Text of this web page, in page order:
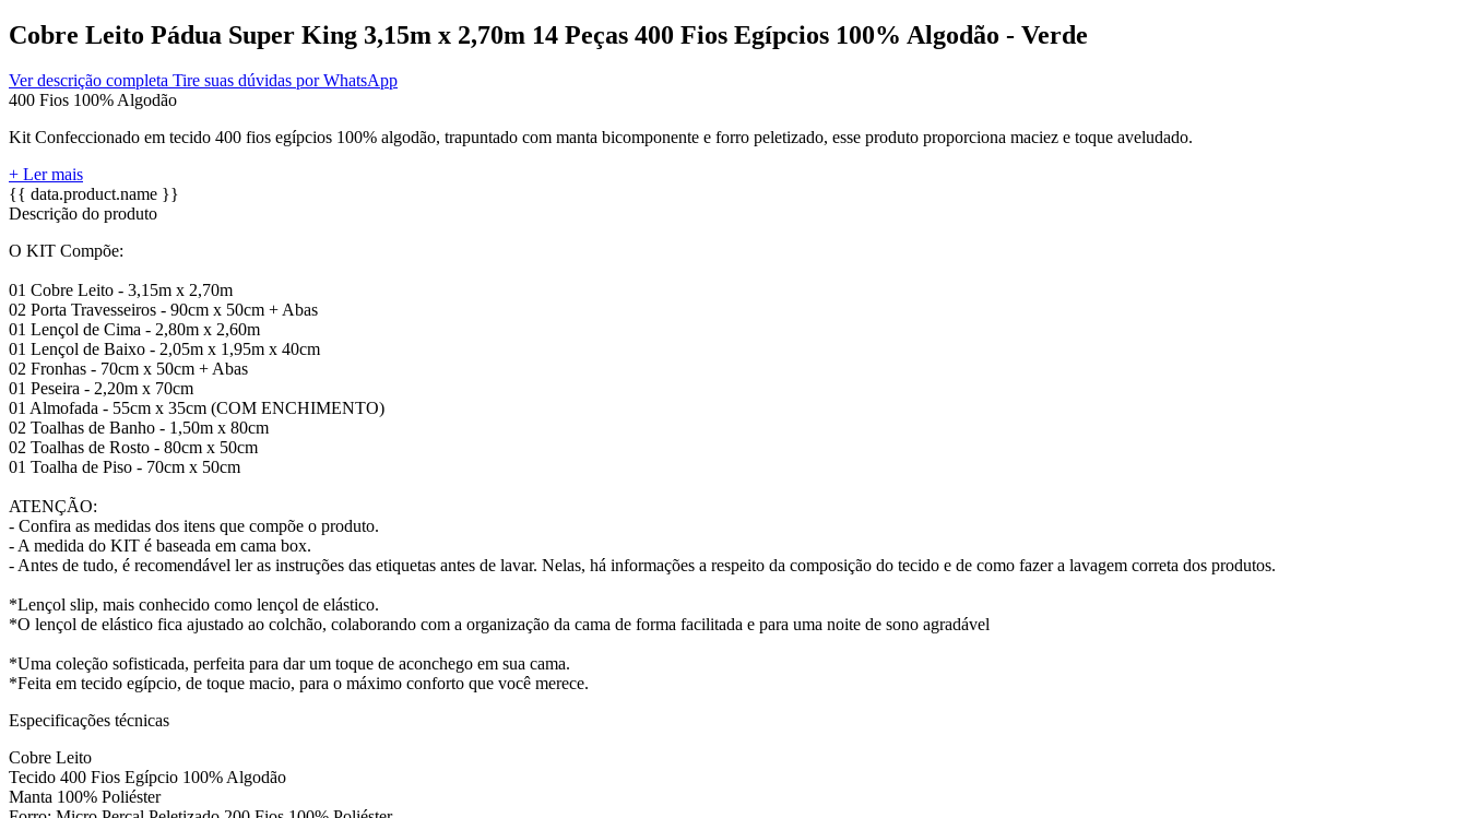
Cobre Leito Pádua Super King 3,15m x 2,70m 14 Peças 400 Fios Egípcios 100% Algodão - Verde
Ver descrição completa Tire suas dúvidas por WhatsApp
400 Fios 100% Algodão
Kit Confeccionado em tecido 400 fios egípcios 100% algodão, trapuntado com manta bicomponente e forro peletizado, esse produto proporciona maciez e toque aveludado.
+ Ler mais
{{ data.product.name }}
Descrição do produto
O KIT Compõe:
01 Cobre Leito - 3,15m x 2,70m
02 Porta Travesseiros - 90cm x 50cm + Abas
01 Lençol de Cima - 2,80m x 2,60m
01 Lençol de Baixo - 2,05m x 1,95m x 40cm
02 Fronhas - 70cm x 50cm + Abas
01 Peseira - 2,20m x 70cm
01 Almofada - 55cm x 35cm (COM ENCHIMENTO)
02 Toalhas de Banho - 1,50m x 80cm
02 Toalhas de Rosto - 80cm x 50cm
01 Toalha de Piso - 70cm x 50cm
ATENÇÃO:
- Confira as medidas dos itens que compõe o produto.
- A medida do KIT é baseada em cama box.
- Antes de tudo, é recomendável ler as instruções das etiquetas antes de lavar. Nelas, há informações a respeito da composição do tecido e de como fazer a lavagem correta dos produtos.
*Lençol slip, mais conhecido como lençol de elástico.
*O lençol de elástico fica ajustado ao colchão, colaborando com a organização da cama de forma facilitada e para uma noite de sono agradável
*Uma coleção sofisticada, perfeita para dar um toque de aconchego em sua cama.
*Feita em tecido egípcio, de toque macio, para o máximo conforto que você merece.
Especificações técnicas
Cobre Leito
Tecido 400 Fios Egípcio 100% Algodão
Manta 100% Poliéster